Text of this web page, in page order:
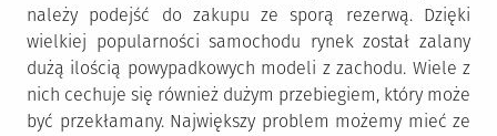
należy podejść do zakupu ze sporą rezerwą. Dzięki
wielkiej popularności samochodu rynek został zalany
dużą ilością powypadkowych modeli z zachodu. Wiele z
nich cechuje się również dużym przebiegiem, który może
być przekłamany. Największy problem możemy mieć ze